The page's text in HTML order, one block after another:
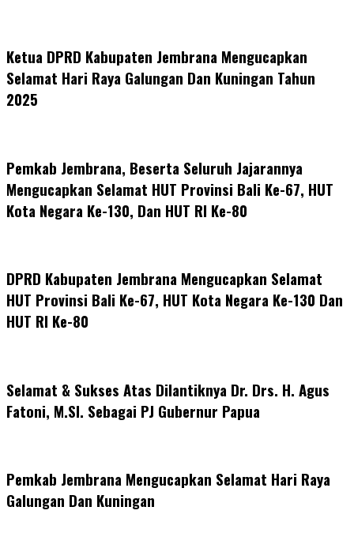
Ketua DPRD Kabupaten Jembrana Mengucapkan
Selamat Hari Raya Galungan Dan Kuningan Tahun
2025
Pemkab Jembrana, Beserta Seluruh Jajarannya
Mengucapkan Selamat HUT Provinsi Bali Ke-67, HUT
Kota Negara Ke-130, Dan HUT RI Ke-80
DPRD Kabupaten Jembrana Mengucapkan Selamat
HUT Provinsi Bali Ke-67, HUT Kota Negara Ke-130 Dan
HUT RI Ke-80
Selamat & Sukses Atas Dilantiknya Dr. Drs. H. Agus
Fatoni, M.SI. Sebagai PJ Gubernur Papua
Pemkab Jembrana Mengucapkan Selamat Hari Raya
Galungan Dan Kuningan